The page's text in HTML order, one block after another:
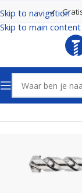
Skip to navigation
Skip to main content
Home Boren